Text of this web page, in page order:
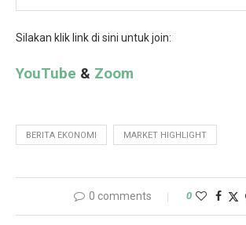
Silakan klik link di sini untuk join:
YouTube & Zoom
BERITA EKONOMI MARKET HIGHLIGHT
0 comments 0